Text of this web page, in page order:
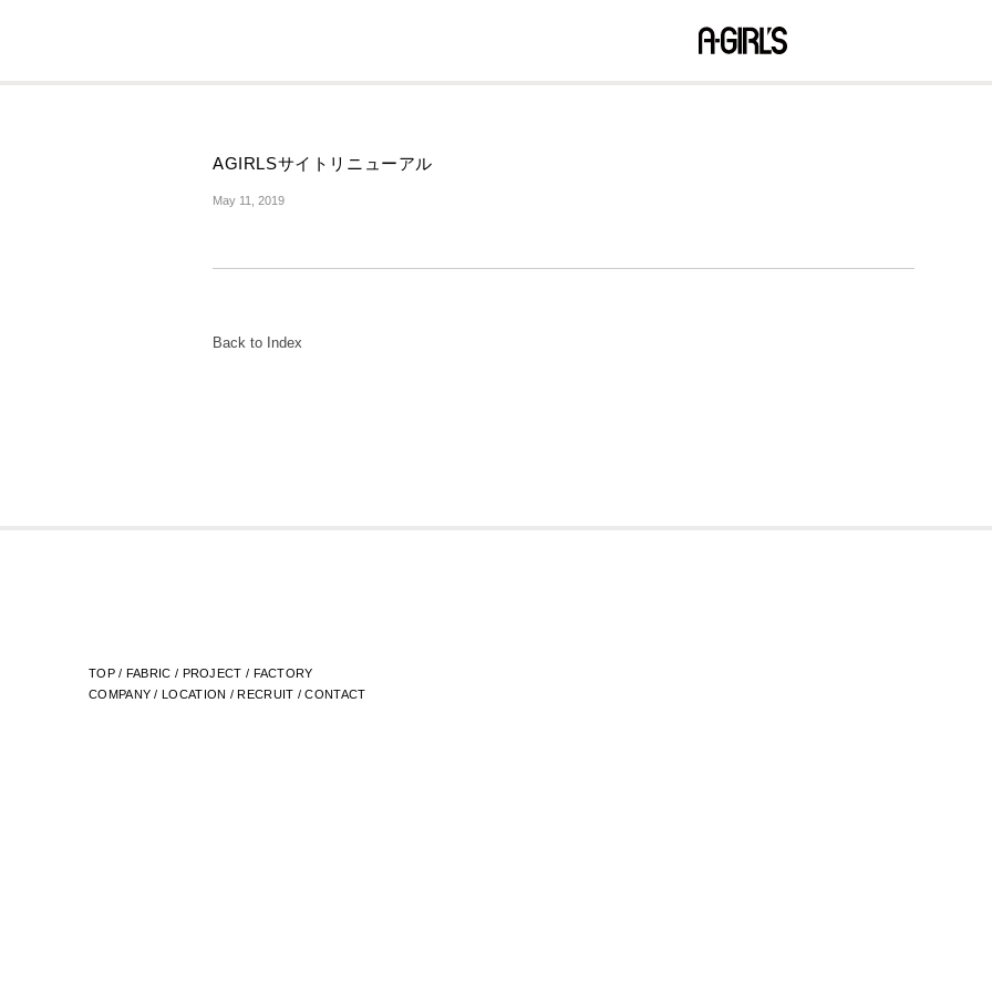
AGIRLSサイトリニューアル
May 11, 2019
Back to Index
TOP/ FABRIC / PROJECT / FACTORY
COMPANY /LOCATION /RECRUIT /CONTACT